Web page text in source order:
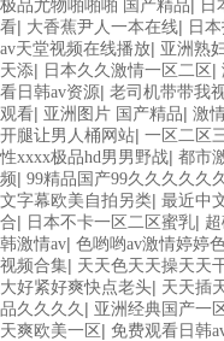
极品尤物啪啪啪 国产精品| 日
看| 大香蕉尹人一本在线| 日
av天堂视频在线播放| 亚洲熟
天添| 日本久久激情一区二区 |
看日韩av资源| 老司机带带我
观看| 亚洲图片 国产精品| 激
开腿让男人桶网站| 一区二区
性xxxx极品hd男男野战| 都市
频| 99精品国产99久久久久久
文字幕欧美自拍另类| 最近中
合| 日本不卡一区二区蜜乳|
韩激情av| 色哟哟av激情婷婷
视频合集| 天天色天天操天天
大好紧好爽快点老头| 天天插
品久久久久 | 亚洲经典国产一
天爽欧美一区 | 免费观看日韩